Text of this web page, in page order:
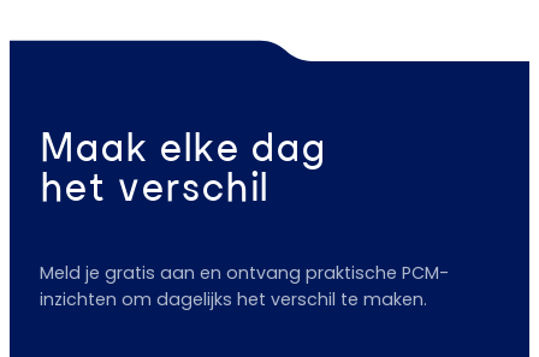
Maak elke dag
het verschil
Meld je gratis aan en ontvang praktische PCM-
inzichten om dagelijks het verschil te maken.